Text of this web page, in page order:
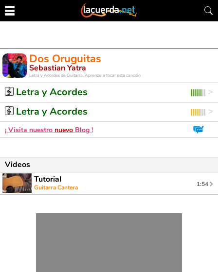
Dos Oruguitas
Sebastian Yatra
Letra y Acordes de Guitarra. Aprende a tocar esta canción
Letra y Acordes
Letra y Acordes
¡ Visita nuestro nuevo Blog !
Videos
Tutorial
Guitarra Cantera 1:54